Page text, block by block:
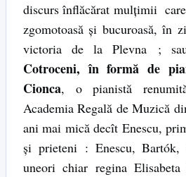
discurs înflăcărat mulţimii
zgomotoasă şi bucuroasă, în
victoria de la Plevna ;
Cotroceni, în formă de
Cionca, o pianistă
Academia Regală de Muzică
ani mai mică decît Enescu,
şi prieteni : Enescu,
uneori chiar regina